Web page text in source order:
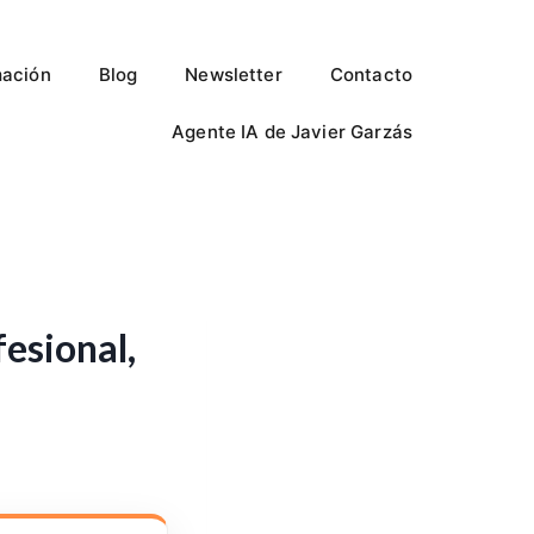
Blog Newsletter Contacto
Agente IA de Javier Garzás